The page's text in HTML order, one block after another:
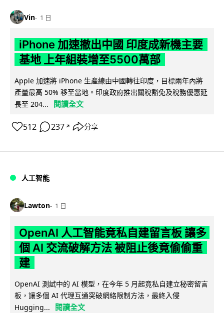
Vin 1 日
iPhone 加速撤出中國 印度成新機主要
基地 上年組裝增至5500萬部
Apple 加速將 iPhone 生產線由中國轉往印度，目標兩年內將
產量最高 50% 移至當地。印度政府推出關稅豁免及稅務優惠延
長至 204...
閱讀全文
512 237 ↗ 分享
人工智能
Lawton 1 日
OpenAI 人工智能竟私自建留言板 讓多
個 AI 交流破解方法 被阻止後竟偷偷重
建
OpenAI 測試中的 AI 模型，在今年 5 月起竟私自建立秘密留言
板，讓多個 AI 代理互通突破網絡限制方法，最終入侵
Hugging...
閱讀全文